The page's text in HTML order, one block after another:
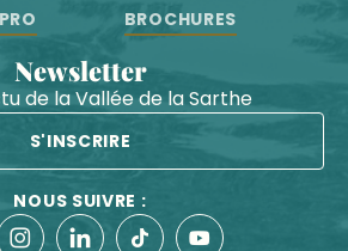
BROCHURES
Newsletter
de la Vallée de la Sarthe
S'INSCRIRE
NOUS SUIVRE :